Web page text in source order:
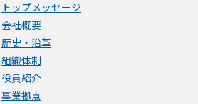
トップメッセージ
会社概要
歴史・沿革
組織体制
役員紹介
事業拠点